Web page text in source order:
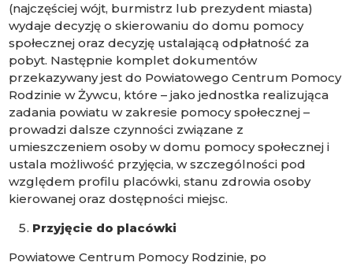
(najczęściej wójt, burmistrz lub prezydent miasta)
wydaje decyzję o skierowaniu do domu pomocy
społecznej oraz decyzję ustalającą odpłatność za
pobyt. Następnie komplet dokumentów
przekazywany jest do Powiatowego Centrum Pomocy
Rodzinie w Żywcu, które – jako jednostka realizująca
zadania powiatu w zakresie pomocy społecznej –
prowadzi dalsze czynności związane z
umieszczeniem osoby w domu pomocy społecznej i
ustala możliwość przyjęcia, w szczególności pod
względem profilu placówki, stanu zdrowia osoby
kierowanej oraz dostępności miejsc.
Przyjęcie do placówki
Powiatowe Centrum Pomocy Rodzinie, po